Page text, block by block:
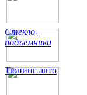
Стекло-
подъемники
Тюнинг авто